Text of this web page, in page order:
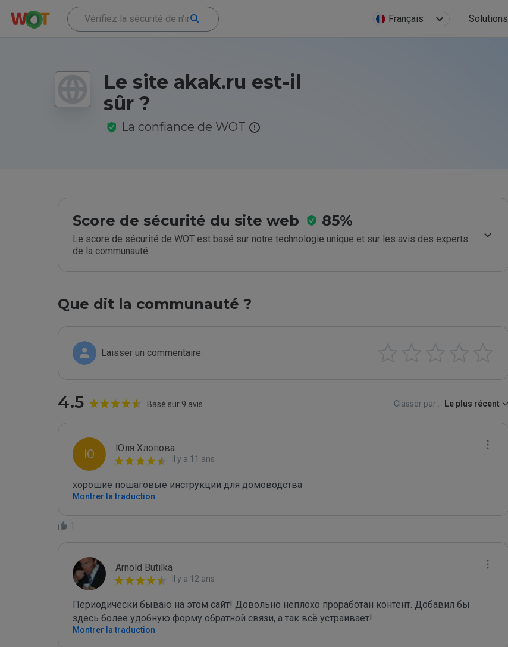
Français Solutions
Le site akak.ru est-il
sûr ?
La confiance de WOT
Score de sécurité du site web 85%
Le score de sécurité de WOT est basé sur notre technologie unique et sur les avis des experts
de la communauté.
Que dit la communauté ?
Laisser un commentaire
4.5 Basé sur 9 avis Classer par : Le plus récent
Ю Юля Хлопова
il y a 11 ans
хорошие пошаговые инструкции для домоводства
Montrer la traduction
1
Arnold Butilka
il y a 12 ans
Периодически бываю на этом сайт! Довольно неплохо проработан контент. Добавил бы
здесь более удобную форму обратной связи, а так всё устраивает!
Montrer la traduction